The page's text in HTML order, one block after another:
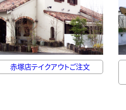
赤塚店テイクアウトご注文